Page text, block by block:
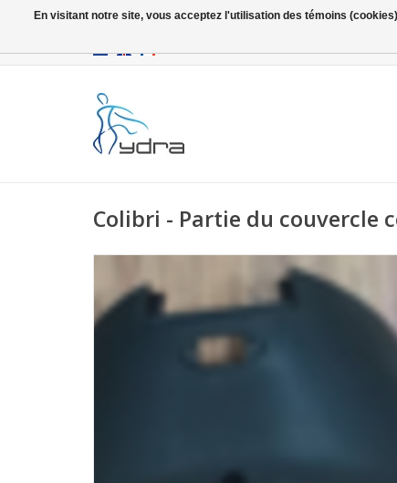
Colibri - Partie du couvercle
En visitant notre site, vous acceptez l'utilisation des témoins